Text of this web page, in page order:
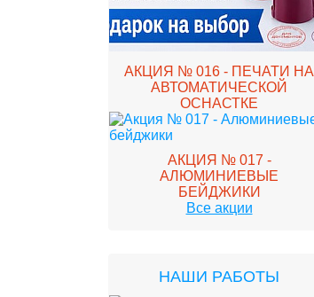
АКЦИЯ № 016 - ПЕЧАТИ НА
АВТОМАТИЧЕСКОЙ
ОСНАСТКЕ
АКЦИЯ № 017 -
АЛЮМИНИЕВЫЕ
БЕЙДЖИКИ
Все акции
НАШИ РАБОТЫ